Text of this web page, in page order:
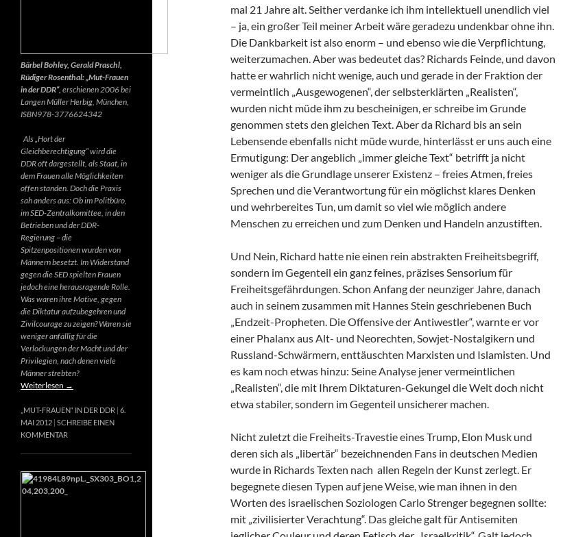
mal 21 Jahre alt. Seither verdanke ich ihm intellektuell unendlich viel
– ja, ein großer Teil meiner Arbeit wäre geradezu undenkbar ohne ihn.
Die Dankbarkeit ist also enorm – und ebenso wie die Verpflichtung,
weiterzumachen. Aber was bedeutet das? Richards Feinde, und davon
hatte er wahrlich nicht wenige, auch und gerade in der Fraktion der
vermeintlich „Ausgewogenen“, der selbsterklärten „Realisten“,
wurden nicht müde ihm zu bescheinigen, er schreibe im Grunde
genommen stets den gleichen Text. Aber da Richard bis an sein
Lebensende ebenfalls nicht müde wurde, hinterlässt er uns auch eine
Ermutigung: Der angeblich „immer gleiche Text“ betrifft ja nicht
weniger als die Grundlage unserer Existenz – freies Atmen, freies
Sprechen und die Verantwortung für ein möglichst klares Denken
und wehrbereites Tun, um damit so viel wie möglich andere
Menschen zu erreichen und zum Denken und Handeln anzustiften.
Und Nein, Richard hatte nie einen rein abstrakten Freiheitsbegriff,
sondern im Gegenteil ein ganz feines, präzises Sensorium für
Freiheitsgefährdungen. Schon Anfang der neunziger Jahre, danach
auch in seinem zusammen mit Hannes Stein geschriebenen Buch
„Endzeit-Propheten. Die Offensive der Antiwestler“, warnte er vor
einer Phalanx aus Alt- und Neorechten, Sowjet-Nostalgikern und
Russland-Schwärmern, enttäuschten Marxisten und Islamisten. Und
es kam noch etwas hinzu: Seine Analyse jener vermeintlichen
„Realisten“, die mit Ihrem Diktaturen-Gekungel die Welt doch nicht
etwa stabiler, sondern im Gegenteil unsicherer machen.
Nicht zuletzt die Freiheits-Travestie eines Trump, Elon Musk und
deren sich als „libertär“ bezeichnenden Fans in deutschen Medien
wurde in Richards Texten nach allen Regeln der Kunst zerlegt. Er
begegnete diesen Typen auf jene Weise, wie man ihnen in den
Worten des israelischen Soziologen Carlo Strenger begegnen sollte:
mit „zivilisierter Verachtung“. Das gleiche galt für Antisemiten
Bärbel Bohley, Gerald Praschl,
Rüdiger Rosenthal: „Mut-Frauen
in der DDR“, erschienen 2006 bei
Langen Müller Herbig, München,
ISBN978-3776624342
Als „Hort der
Gleichberechtigung“ wird die
DDR oft dargestellt, als Staat, in
dem Frauen alle Möglichkeiten
offen standen. Doch die Praxis
sah anders aus: Ob im Politbüro,
im SED-Zentralkomittee, in den
Betrieben und der DDR-
Regierung – die
Spitzenpositionen wurden von
Männern besetzt. Im Widerstand
gegen die SED spielten Frauen
jedoch eine herausragende Rolle.
Was waren ihre Motive, gegen
die Diktatur aufzubegehren und
Zivilcourage zu zeigen? Waren sie
weniger anfällig für die
Verlockungen der Macht und der
Privilegien, nach denen viele
Männer strebten?
Weiterlesen →
„MUT-FRAUEN“ IN DER DDR 6.
MAI 2012 SCHREIBE EINEN
KOMMENTAR